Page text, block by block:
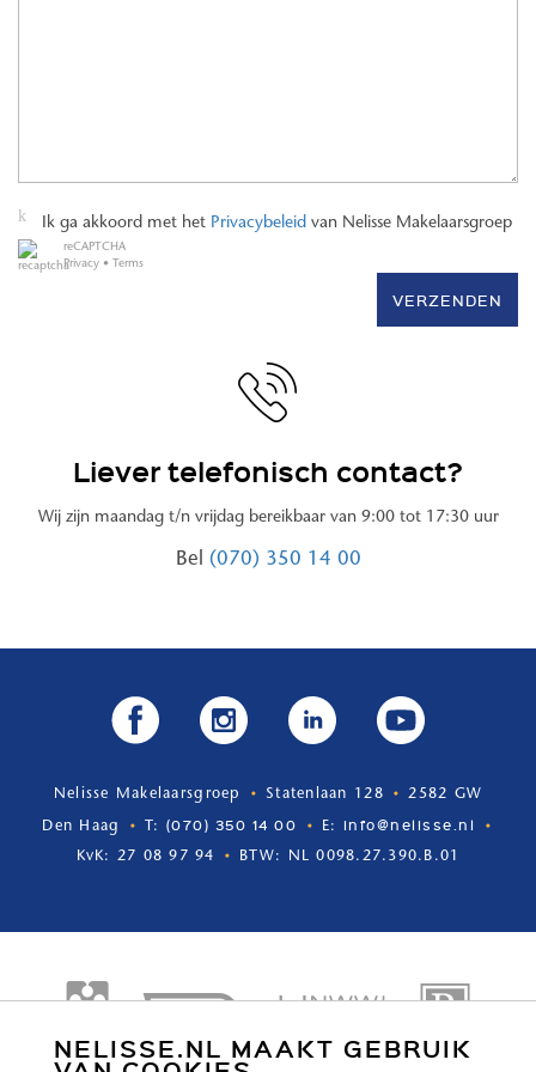
NELISSE.NL MAAKT GEBRUIK
Ik ga akkoord met het Privacybeleid van Nelisse Makelaarsgroep
reCAPTCHA
Privacy • Terms
VERZENDEN
Liever telefonisch contact?
Wij zijn maandag t/n vrijdag bereikbaar van 9:00 tot 17:30 uur
Bel (070) 350 14 00
Nelisse Makelaarsgroep Statenlaan 128 2582 GW
Den Haag T: (070) 350 14 00 E: info@nelisse.nl
KvK: 27 08 97 94 BTW: NL 0098.27.390.B.01